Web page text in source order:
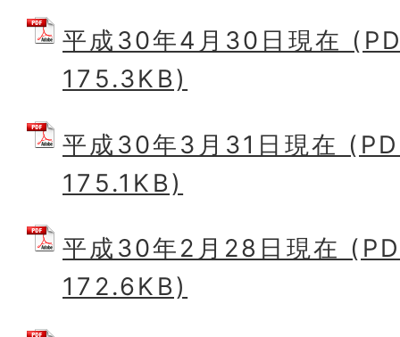
平成30年4月30日現在
175.3KB)
平成30年3月31日現在
175.1KB)
平成30年2月28日現在
172.6KB)